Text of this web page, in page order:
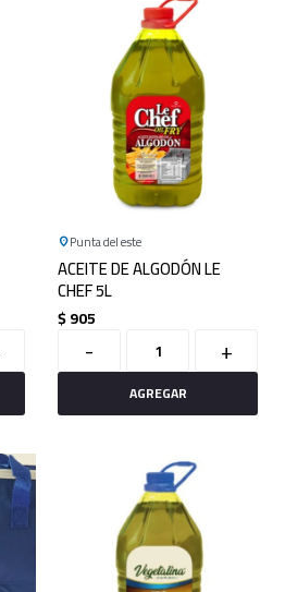
Punta del este
ACEITE DE ALGODÓN LE
CHEF 5L
$905
- +